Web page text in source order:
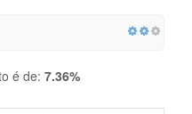
é de: 7.36%